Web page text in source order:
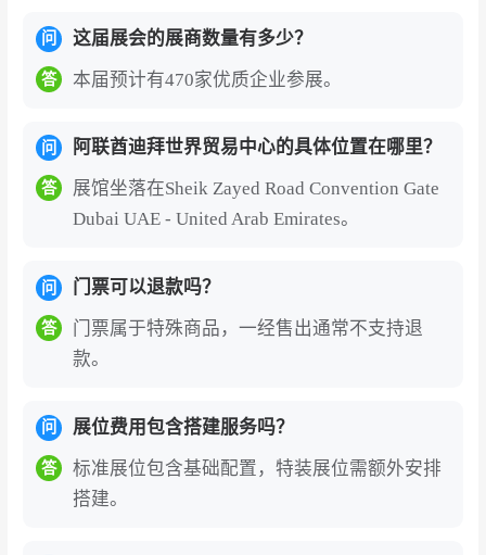
问 这届展会的展商数量有多少？
答 本届预计有470家优质企业参展。
问 阿联酋迪拜世界贸易中心的具体位置在哪里？
答
展馆坐落在Sheik Zayed Road Convention Gate
Dubai UAE - United Arab Emirates。
问 门票可以退款吗？
答
门票属于特殊商品，一经售出通常不支持退
款。
问 展位费用包含搭建服务吗？
答
标准展位包含基础配置，特装展位需额外安排
搭建。